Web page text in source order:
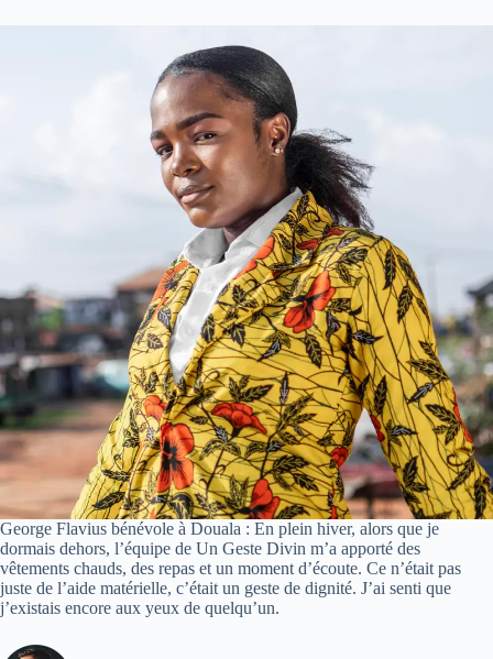
George Flavius bénévole à Douala : En plein hiver, alors que je
dormais dehors, l’équipe de Un Geste Divin m’a apporté des
vêtements chauds, des repas et un moment d’écoute. Ce n’était pas
juste de l’aide matérielle, c’était un geste de dignité. J’ai senti que
j’existais encore aux yeux de quelqu’un.